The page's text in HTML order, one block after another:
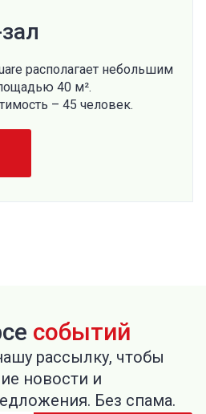
располагает небольшим
40 м².
– 45 человек.
событий
рассылку, чтобы
новости и
Без спама.